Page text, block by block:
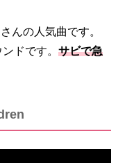
んの人気曲です。
ドです。 サビで急